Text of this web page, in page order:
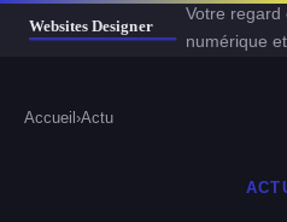
Votre regard
numérique
Accueil ›Actu